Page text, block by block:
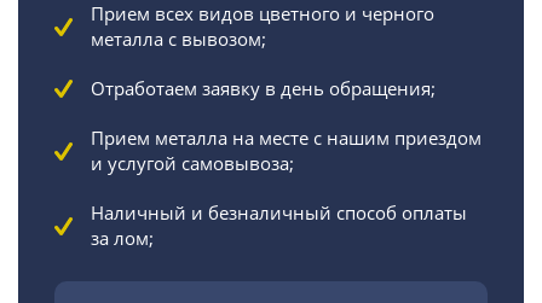
Прием всех видов цветного и черного
металла с вывозом;
Отработаем заявку в день обращения;
Прием металла на месте с нашим приездом
и услугой самовывоза;
Наличный и безналичный способ оплаты
за лом;